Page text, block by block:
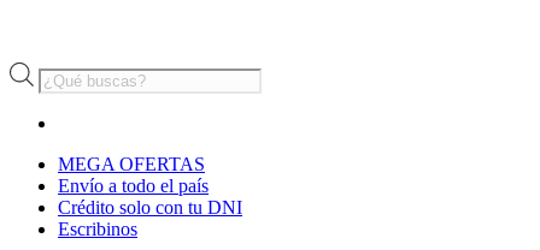
Búsqueda
de
MEGA OFERTAS
Envío a todo el país
Crédito solo con tu DNI
Escribinos